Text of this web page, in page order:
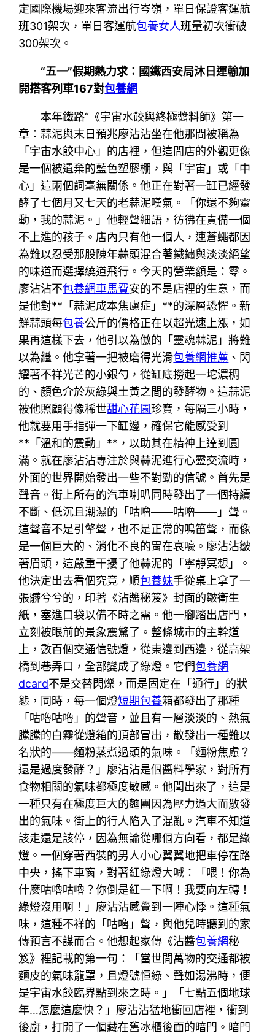
定國際機場迎來客流出行岑嶺，單日保證客運航
班301架次，單日客運航包養女人班量初次衝破
300架次。
“五一”假期熱力求：國鐵西安局沐日運輸加
開搭客列車167對包養網
本年鐵路“《宇宙水餃與終極醬料師》第一
章：蒜泥與末日預兆廖沾沾坐在他那間被稱為
「宇宙水餃中心」的店裡，但這間店的外觀更像
是一個被遺棄的藍色塑膠棚，與「宇宙」或「中
心」這兩個詞毫無關係。他正在對著一缸已經發
酵了七個月又七天的老蒜泥嘆氣。「你還不夠靈
動，我的蒜泥。」他輕聲細語，彷彿在責備一個
不上進的孩子。店內只有他一個人，連蒼蠅都因
為難以忍受那股陳年蒜頭混合著鐵鏽與淡淡絕望
的味道而選擇繞道飛行。今天的營業額是：零。
廖沾沾不包養網車馬費安的不是店裡的生意，而
是他對**「蒜泥成本焦慮症」**的深層恐懼。新
鮮蒜頭每包養公斤的價格正在以超光速上漲，如
果再這樣下去，他引以為傲的「靈魂蒜泥」將難
以為繼。他拿著一把被磨得光滑包養網推薦 、閃
耀著不祥光芒的小銀勺，從缸底撈起一坨濃稠
的、顏色介於灰綠與土黃之間的發酵物。這蒜泥
被他照顧得像稀世甜心花園珍寶，每隔三小時，
他就要用手指彈一下缸邊，確保它能感受到
**「溫和的震動」**，以助其在精神上達到圓
滿。就在廖沾沾專注於與蒜泥進行心靈交流時，
外面的世界開始發出一些不對勁的信號。首先是
聲音。街上所有的汽車喇叭同時發出了一個持續
不斷、低沉且潮濕的「咕嚕——咕嚕——」聲。
這聲音不是引擎聲，也不是正常的鳴笛聲，而像
是一個巨大的、消化不良的胃在哀嚎。廖沾沾皺
著眉頭，這嚴重干擾了他蒜泥的「寧靜冥想」。
他決定出去看個究竟，順包養妹手從桌上拿了一
張髒兮兮的，印著《沾醬秘笈》封面的皺衛生
紙，塞進口袋以備不時之需。他一腳踏出店門，
立刻被眼前的景象震驚了。整條城市的主幹道
上，數百個交通信號燈，從東邊到西邊，從高架
橋到巷弄口，全部變成了綠燈。它們包養網
dcard不是交替閃爍，而是固定在「通行」的狀
態，同時，每一個燈短期包養箱都發出了那種
「咕嚕咕嚕」的聲音，並且有一層淡淡的、熱氣
騰騰的白霧從燈箱的頂部冒出，散發出一種難以
名狀的——麵粉蒸煮過頭的氣味。「麵粉焦慮？
還是過度發酵？」廖沾沾是個醬料學家，對所有
食物相關的氣味都極度敏感。他聞出來了，這是
一種只有在極度巨大的麵團因為壓力過大而散發
出的氣味。街上的行人陷入了混亂。汽車不知道
該走還是該停，因為無論從哪個方向看，都是綠
燈。一個穿著西裝的男人小心翼翼地把車停在路
中央，搖下車窗，對著紅綠燈大喊：「喂！你為
什麼咕嚕咕嚕？你倒是紅一下啊！我要向左轉！
綠燈沒用啊！」廖沾沾感覺到一陣心悸。這種氣
味，這種不祥的「咕嚕」聲，與他兒時聽到的家
傳預言不謀而合。他想起家傳《沾醬包養網秘
笈》裡記載的第一句：「當世間萬物的交通都被
麵皮的氣味籠罩，且燈號恒綠、聲如湯沸時，便
是宇宙水餃臨界點到來之時。」「七點五個地球
年…怎麼這麼快？」廖沾沾猛地衝回店裡，衝到
後廚，打開了一個藏在舊冰櫃後面的暗門。暗門